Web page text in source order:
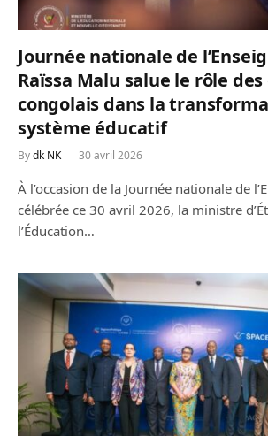
Journée nationale de
Raïssa Malu salue le rôle
congolais dans la
système éducatif
Bydk NK 30 avril 2026
À l’occasion de la Journée nationale de
célébrée ce 30 avril 2026, la ministre
l’Éducation…